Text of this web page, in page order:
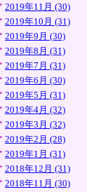
2019年11月 (30)
2019年10月 (31)
2019年9月 (30)
2019年8月 (31)
2019年7月 (31)
2019年6月 (30)
2019年5月 (31)
2019年4月 (32)
2019年3月 (32)
2019年2月 (28)
2019年1月 (31)
2018年12月 (31)
2018年11月 (30)